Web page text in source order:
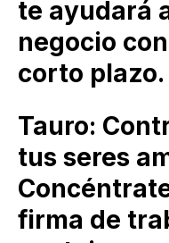
te ayudará
negocio
corto plazo.
Tauro:
tus seres
firma de